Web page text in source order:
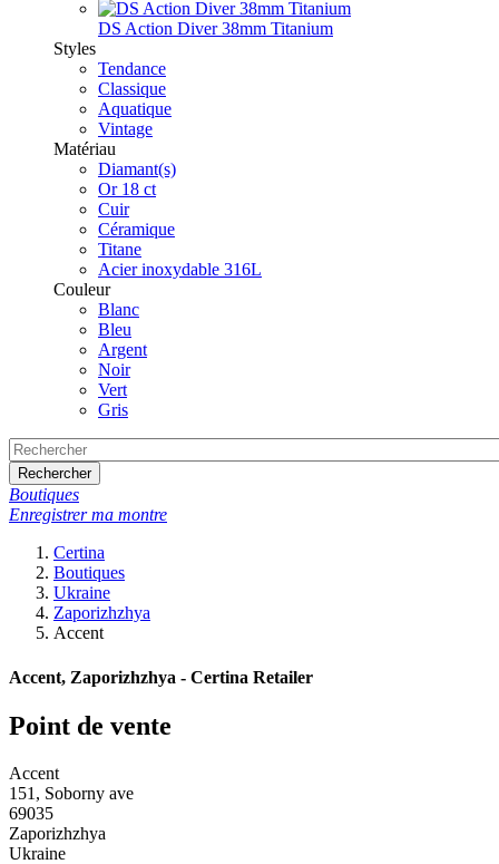
DS Action Diver 38mm Titanium
Styles
Tendance
Classique
Aquatique
Vintage
Matériau
Diamant(s)
Or 18 ct
Cuir
Céramique
Titane
Acier inoxydable 316L
Couleur
Blanc
Bleu
Argent
Noir
Vert
Gris
Rechercher
Boutiques
Enregistrer ma montre
Certina
Boutiques
Ukraine
Zaporizhzhya
Accent
Accent, Zaporizhzhya - Certina Retailer
Point de vente
Accent
151, Soborny ave
69035
Zaporizhzhya
Ukraine